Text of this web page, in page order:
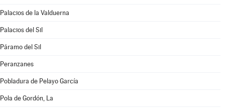
Palacios de la Valduerna
Palacios del Sil
Páramo del Sil
Peranzanes
Pobladura de Pelayo García
Pola de Gordón, La